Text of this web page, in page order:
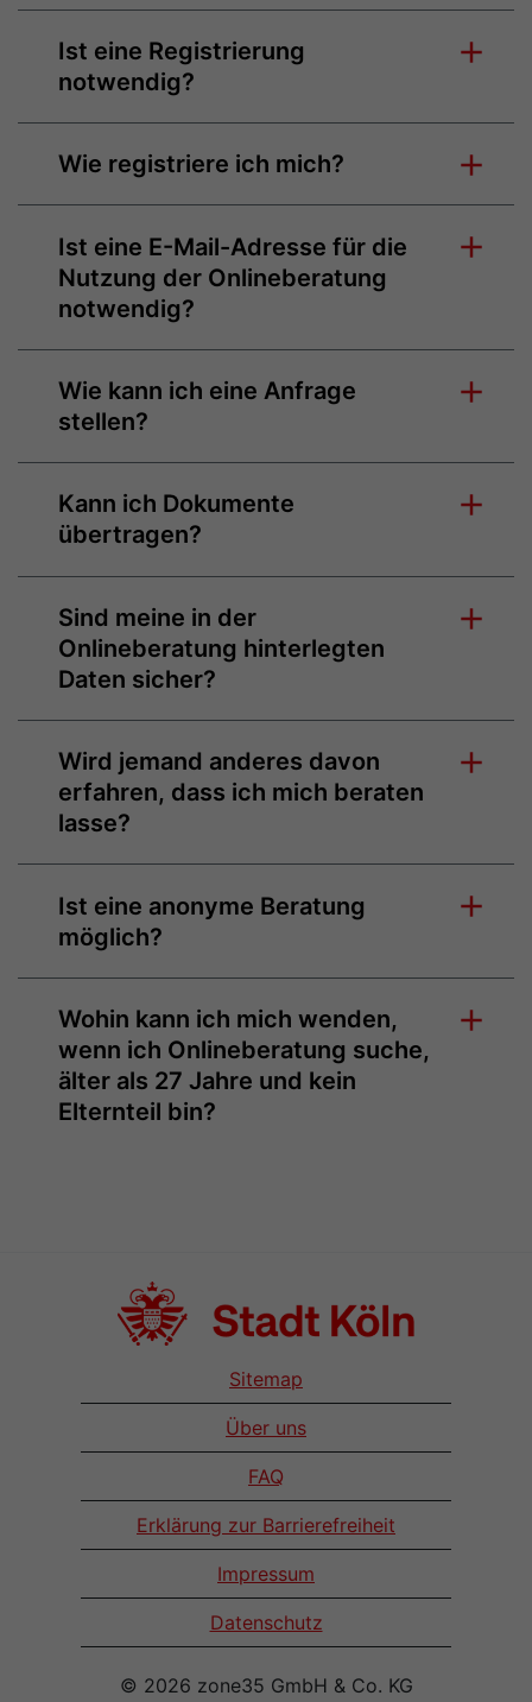
Ist eine Registrierung
notwendig?
Wie registriere ich mich?
Ist eine E-Mail-Adresse für die
Nutzung der Onlineberatung
notwendig?
Wie kann ich eine Anfrage
stellen?
Kann ich Dokumente
übertragen?
Sind meine in der
Onlineberatung hinterlegten
Daten sicher?
Wird jemand anderes davon
erfahren, dass ich mich beraten
lasse?
Ist eine anonyme Beratung
möglich?
Wohin kann ich mich wenden,
wenn ich Onlineberatung suche,
älter als 27 Jahre und kein
Elternteil bin?
Sitemap
Über uns
FAQ
Erklärung zur Barrierefreiheit
Impressum
Datenschutz
© 2026 zone35 GmbH & Co. KG